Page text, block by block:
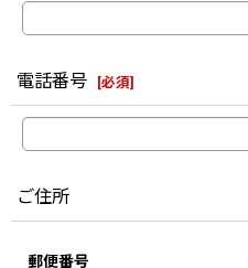
電話番号 [必須]
ご住所
郵便番号